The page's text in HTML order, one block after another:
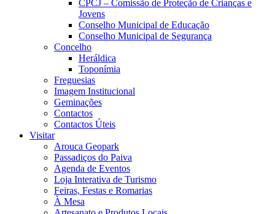
CPCJ – Comissão de Proteção de Crianças e
Jovens
Conselho Municipal de Educação
Conselho Municipal de Segurança
Concelho
Heráldica
Toponímia
Freguesias
Imagem Institucional
Geminações
Contactos
Contactos Úteis
Visitar
Arouca Geopark
Passadiços do Paiva
Agenda de Eventos
Loja Interativa de Turismo
Feiras, Festas e Romarias
À Mesa